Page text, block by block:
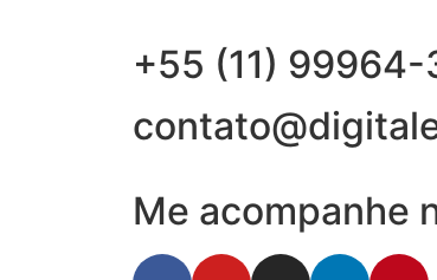
+55 (11) 99964-
Me acompanhe